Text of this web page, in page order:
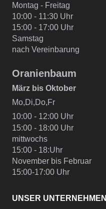
Montag - Freitag
10:00 - 11:30 Uhr
15:00 - 17:00 Uhr
Samstag
nach Vereinbarung
Oranienbaum
März bis Oktober
Mo,Di,Do,Fr
10:00 - 12:00 Uhr
15:00 - 18:00 Uhr
mittwochs
15:00 - 18:Uhr
November bis Februar
15:00-17:00 Uhr
UNSER UNTERNEHMEN